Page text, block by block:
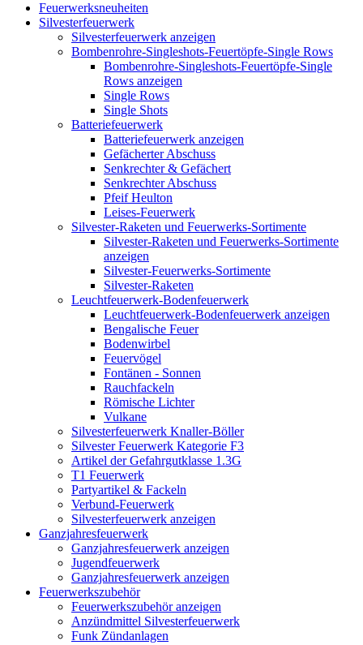
Feuerwerksneuheiten
Silvesterfeuerwerk
Silvesterfeuerwerk anzeigen
Bombenrohre-Singleshots-Feuertöpfe-Single Rows
Bombenrohre-Singleshots-Feuertöpfe-Single
Rows anzeigen
Single Rows
Single Shots
Batteriefeuerwerk
Batteriefeuerwerk anzeigen
Gefächerter Abschuss
Senkrechter & Gefächert
Senkrechter Abschuss
Pfeif Heulton
Leises-Feuerwerk
Silvester-Raketen und Feuerwerks-Sortimente
Silvester-Raketen und Feuerwerks-Sortimente
anzeigen
Silvester-Feuerwerks-Sortimente
Silvester-Raketen
Leuchtfeuerwerk-Bodenfeuerwerk
Leuchtfeuerwerk-Bodenfeuerwerk anzeigen
Bengalische Feuer
Bodenwirbel
Feuervögel
Fontänen - Sonnen
Rauchfackeln
Römische Lichter
Vulkane
Silvesterfeuerwerk Knaller-Böller
Silvester Feuerwerk Kategorie F3
Artikel der Gefahrgutklasse 1.3G
T1 Feuerwerk
Partyartikel & Fackeln
Verbund-Feuerwerk
Silvesterfeuerwerk anzeigen
Ganzjahresfeuerwerk
Ganzjahresfeuerwerk anzeigen
Jugendfeuerwerk
Ganzjahresfeuerwerk anzeigen
Feuerwerkszubehör
Feuerwerkszubehör anzeigen
Anzündmittel Silvesterfeuerwerk
Funk Zündanlagen